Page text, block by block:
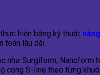
hiện bằng kỹ thuật
toàn lâu dài.
Surgiform, Nanoform
cong S-line theo từng